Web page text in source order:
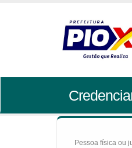
Pessoa física ou